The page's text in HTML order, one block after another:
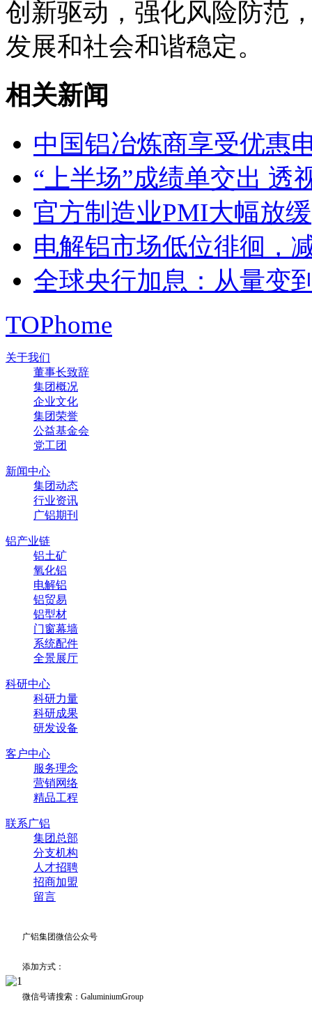
创新驱动，强化风险防范
发展和社会和谐稳定。
相关新闻
中国铝冶炼商享受优惠
“上半场”成绩单交出 透
官方制造业PMI大幅放缓
电解铝市场低位徘徊，
全球央行加息：从量变
TOPhome
关于我们
董事长致辞
集团概况
企业文化
集团荣誉
公益基金会
党工团
新闻中心
集团动态
行业资讯
广铝期刊
铝产业链
铝土矿
氧化铝
电解铝
铝贸易
铝型材
门窗幕墙
系统配件
全景展厅
科研中心
科研力量
科研成果
研发设备
客户中心
服务理念
营销网络
精品工程
联系广铝
集团总部
分支机构
人才招聘
招商加盟
留言
广铝集团微信公众号
添加方式：
微信号请搜索：GaluminiumGroup